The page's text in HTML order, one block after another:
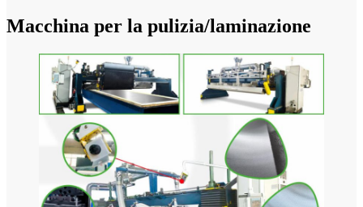
Macchina per la pulizia/laminazione